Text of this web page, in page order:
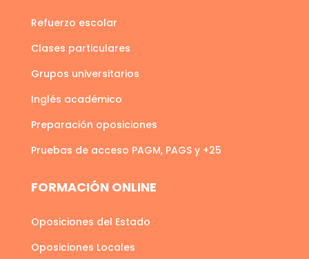
Refuerzo escolar
Clases particulares
Grupos universitarios
Inglés académico
Preparación oposiciones
Pruebas de acceso PAGM, PAGS y +25
FORMACIÓN ONLINE
Oposiciones del Estado
Oposiciones Locales